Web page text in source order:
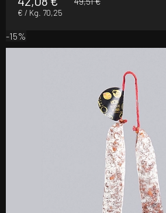
€ / Kg. 70,25
-15%